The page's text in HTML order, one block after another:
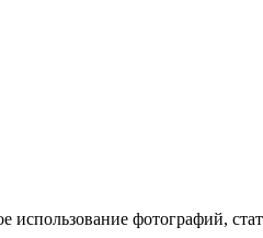
фотографий,